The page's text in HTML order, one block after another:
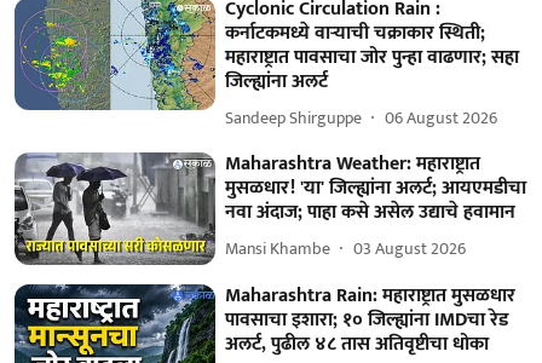
Cyclonic Circulation Rain :
कर्नाटकमध्ये वाऱ्याची चक्राकार स्थिती;
महाराष्ट्रात पावसाचा जोर पुन्हा वाढणार; सहा
जिल्ह्यांना अलर्ट
Sandeep Shirguppe 06 August 2026
Maharashtra Weather: महाराष्ट्रात
मुसळधार! 'या' जिल्ह्यांना अलर्ट; आयएमडीचा
नवा अंदाज; पाहा कसे असेल उद्याचे हवामान
Mansi Khambe 03 August 2026
Maharashtra Rain: महाराष्ट्रात मुसळधार
पावसाचा इशारा; १० जिल्ह्यांना IMDचा रेड
अलर्ट, पुढील ४८ तास अतिवृष्टीचा धोका